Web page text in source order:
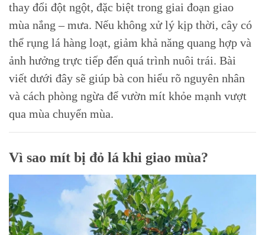
thay đổi đột ngột, đặc biệt trong giai đoạn giao
mùa nắng – mưa. Nếu không xử lý kịp thời, cây có
thể rụng lá hàng loạt, giảm khả năng quang hợp và
ảnh hưởng trực tiếp đến quá trình nuôi trái. Bài
viết dưới đây sẽ giúp bà con hiểu rõ nguyên nhân
và cách phòng ngừa để vườn mít khỏe mạnh vượt
qua mùa chuyển mùa.
Vì sao mít bị đỏ lá khi giao mùa?